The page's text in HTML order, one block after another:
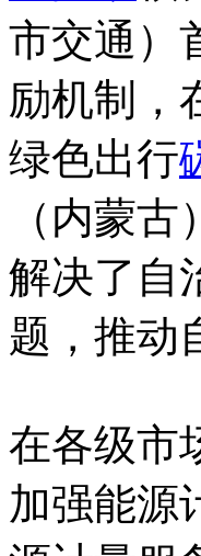
市交通）
励机制，
绿色出行
（内蒙
解决了自
题，推动
在各级市
加强能源